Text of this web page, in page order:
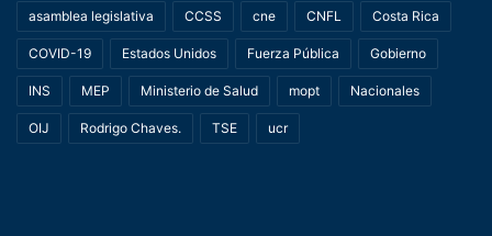
asamblea legislativa CCSS cne CNFL Costa Rica
COVID-19 Estados Unidos Fuerza Pública Gobierno
INS MEP Ministerio de Salud mopt Nacionales
OIJ Rodrigo Chaves. TSE ucr